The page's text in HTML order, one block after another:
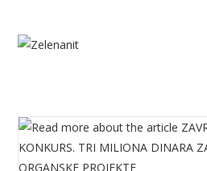
content